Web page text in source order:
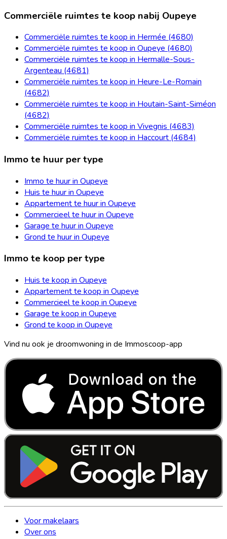
Commerciële ruimtes te koop nabij Oupeye
Commerciële ruimtes te koop in Hermée (4680)
Commerciële ruimtes te koop in Oupeye (4680)
Commerciële ruimtes te koop in Hermalle-Sous-
Argenteau (4681)
Commerciële ruimtes te koop in Heure-Le-Romain
(4682)
Commerciële ruimtes te koop in Houtain-Saint-Siméon
(4682)
Commerciële ruimtes te koop in Vivegnis (4683)
Commerciële ruimtes te koop in Haccourt (4684)
Immo te huur per type
Immo te huur in Oupeye
Huis te huur in Oupeye
Appartement te huur in Oupeye
Commercieel te huur in Oupeye
Garage te huur in Oupeye
Grond te huur in Oupeye
Immo te koop per type
Huis te koop in Oupeye
Appartement te koop in Oupeye
Commercieel te koop in Oupeye
Garage te koop in Oupeye
Grond te koop in Oupeye
Vind nu ook je droomwoning in de Immoscoop-app
Voor makelaars
Over ons